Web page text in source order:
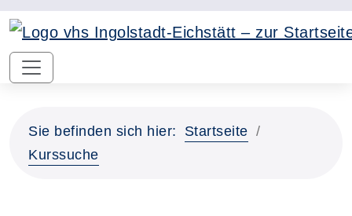
Sie befinden sich hier:
Startseite
Kurssuche